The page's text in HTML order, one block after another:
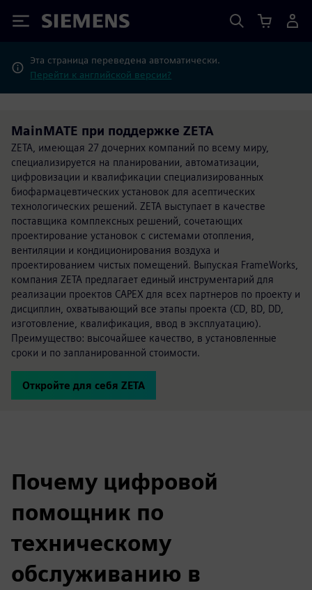
Siemens
Эта страница переведена автоматически.
Перейти к английской версии?
MainMATE при поддержке ZETA
ZETA, имеющая 27 дочерних компаний по всему миру,
специализируется на планировании, автоматизации,
цифровизации и квалификации специализированных
биофармацевтических установок для асептических
технологических решений. ZETA выступает в качестве
поставщика комплексных решений, сочетающих
проектирование установок с системами отопления,
вентиляции и кондиционирования воздуха и
проектированием чистых помещений. Выпуская FrameWorks,
компания ZETA предлагает единый инструментарий для
реализации проектов CAPEX для всех партнеров по проекту и
дисциплин, охватывающий все этапы проекта (CD, BD, DD,
изготовление, квалификация, ввод в эксплуатацию).
Преимущество: высочайшее качество, в установленные
сроки и по запланированной стоимости.
Откройте для себя ZETA
Почему цифровой
помощник по
техническому
обслуживанию в